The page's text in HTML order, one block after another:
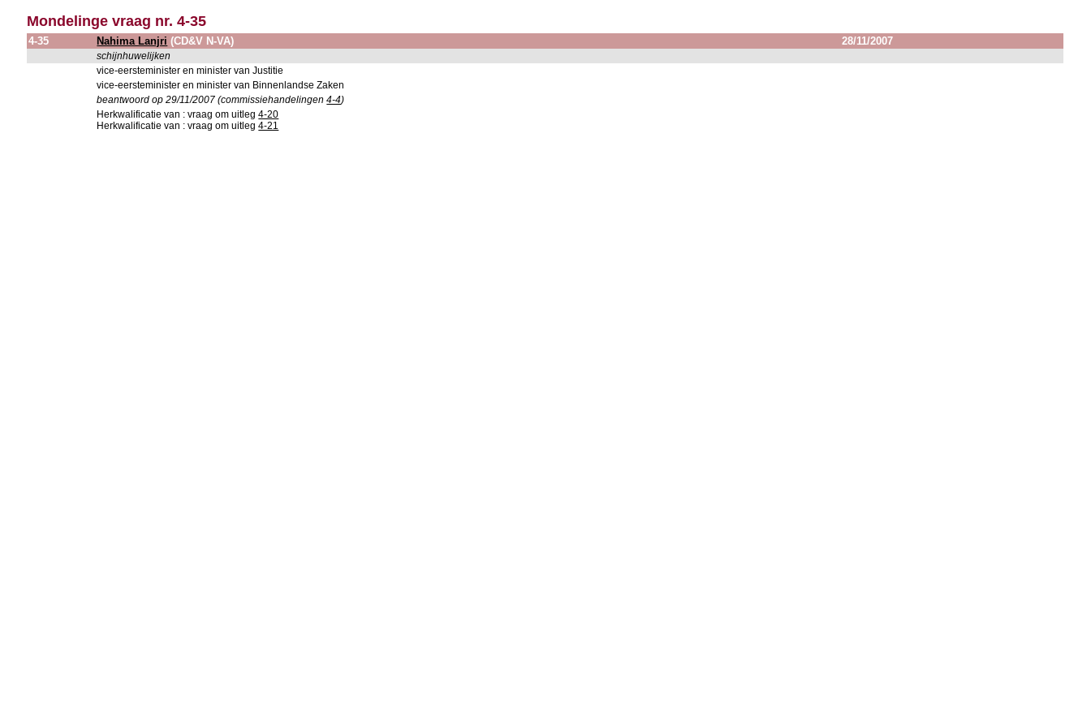
Mondelinge vraag nr. 4-35
4-35 Nahima Lanjri (CD&V N-VA) 28/11/2007
schijnhuwelijken
vice-eersteminister en minister van Justitie
vice-eersteminister en minister van Binnenlandse Zaken
beantwoord op 29/11/2007 (commissiehandelingen4-4)
Herkwalificatie van : vraag om uitleg4-20
Herkwalificatie van : vraag om uitleg4-21